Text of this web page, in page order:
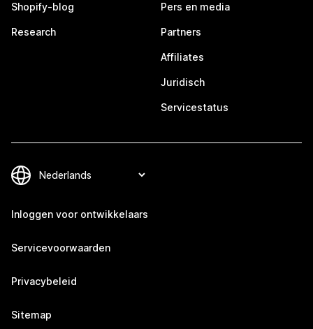
Shopify-blog
Research
Pers en media
Partners
Affiliates
Juridisch
Servicestatus
Inloggen voor ontwikkelaars
Servicevoorwaarden
Privacybeleid
Sitemap